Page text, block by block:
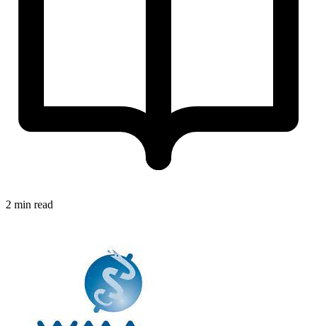
2 min read